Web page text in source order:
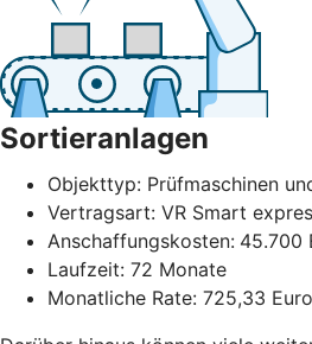
Sortieranlagen
Objekttyp: Prüfmaschinen
Vertragsart: VR Smart
Anschaffungskosten: 45.700
Laufzeit: 72 Monate
Monatliche Rate: 725,33